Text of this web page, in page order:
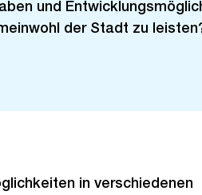
und
der Stadt zu
in verschiedenen